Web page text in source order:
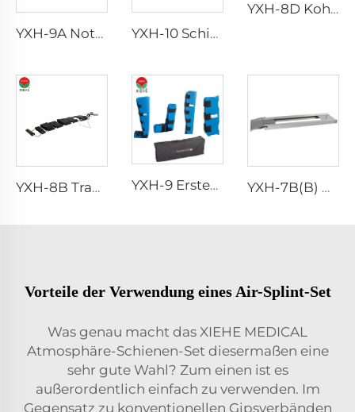
YXH-9A Notfall-Rettungsluftschienen YXH-10 Schienenset
YXH-8D Kohlefaserbeintractionsschiene
YXH-8B Tractionsschienen-Set YXH-9 Erste-Hilfe-Schienen-Set YXH-7B(B) Aluminiumlegierungs-Material-Tragenbasis in Gebrauch
Vorteile der Verwendung eines Air-Splint-Set
Was genau macht das XIEHE MEDICAL
Atmosphäre-Schienen-Set diesermaßen eine
sehr gute Wahl? Zum einen ist es
außerordentlich einfach zu verwenden. Im
Gegensatz zu konventionellen Gipsverbänden